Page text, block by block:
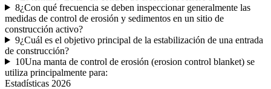
8¿Con qué frecuencia se deben inspeccionar generalmente las
medidas de control de erosión y sedimentos en un sitio de
construcción activo?
9¿Cuál es el objetivo principal de la estabilización de una entrada
de construcción?
10Una manta de control de erosión (erosion control blanket) se
utiliza principalmente para:
Estadísticas 2026